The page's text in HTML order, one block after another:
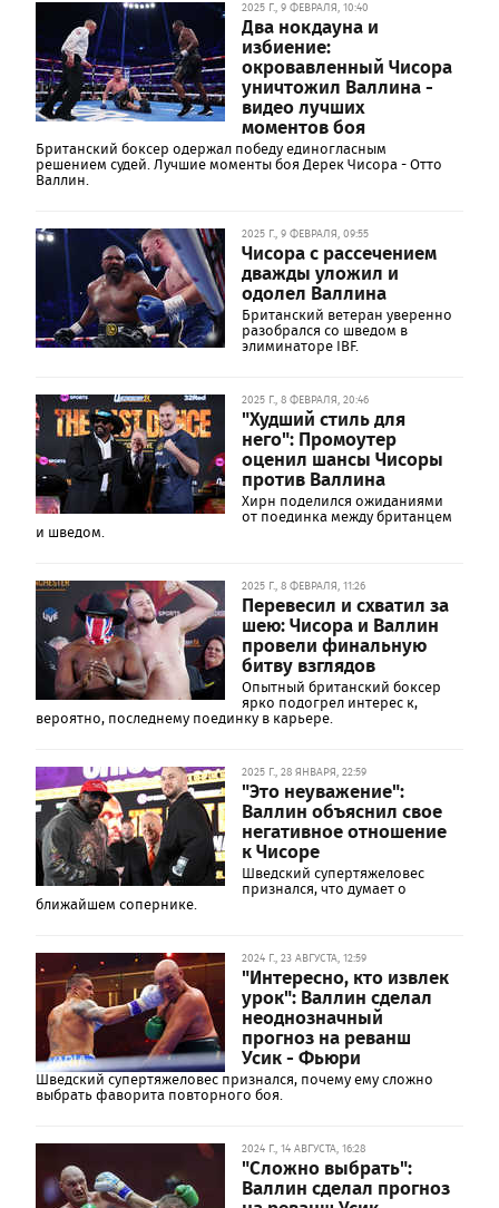
2025 Г., 9 ФЕВРАЛЯ, 10:40
Два нокдауна и
избиение:
окровавленный Чисора
уничтожил Валлина -
видео лучших
моментов боя
Британский боксер одержал победу единогласным
решением судей. Лучшие моменты боя Дерек Чисора - Отто
Валлин.
2025 Г., 9 ФЕВРАЛЯ, 09:55
Чисора с рассечением
дважды уложил и
одолел Валлина
Британский ветеран уверенно
разобрался со шведом в
элиминаторе IBF.
2025 Г., 8 ФЕВРАЛЯ, 20:46
"Худший стиль для
него": Промоутер
оценил шансы Чисоры
против Валлина
Хирн поделился ожиданиями
от поединка между британцем
и шведом.
2025 Г., 8 ФЕВРАЛЯ, 11:26
Перевесил и схватил за
шею: Чисора и Валлин
провели финальную
битву взглядов
Опытный британский боксер
ярко подогрел интерес к,
вероятно, последнему поединку в карьере.
2025 Г., 28 ЯНВАРЯ, 22:59
"Это неуважение":
Валлин объяснил свое
негативное отношение
к Чисоре
Шведский супертяжеловес
признался, что думает о
ближайшем сопернике.
2024 Г., 23 АВГУСТА, 12:59
"Интересно, кто извлек
урок": Валлин сделал
неоднозначный
прогноз на реванш
Усик - Фьюри
Шведский супертяжеловес признался, почему ему сложно
выбрать фаворита повторного боя.
2024 Г., 14 АВГУСТА, 16:28
"Сложно выбрать":
Валлин сделал прогноз